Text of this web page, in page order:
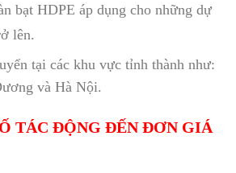
bạt HDPE áp dụng cho những dự
lên.
tại các khu vực tỉnh thành như:
và Hà Nội.
TÁC ĐỘNG ĐẾN ĐƠN GIÁ